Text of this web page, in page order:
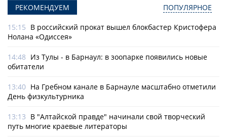
РЕКОМЕНДУЕМ ПОПУЛЯРНОЕ
15:15 В российский прокат вышел блокбастер Кристофера
Нолана «Одиссея»
14:48 Из Тулы - в Барнаул: в зоопарке появились новые
обитатели
13:40 На Гребном канале в Барнауле масштабно отметили
День физкультурника
13:13 В "Алтайской правде" начинали свой творческий
путь многие краевые литераторы